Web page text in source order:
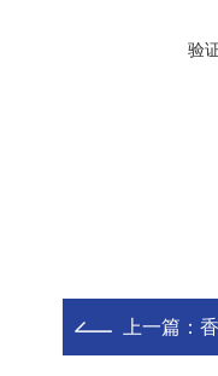
验
上一篇：